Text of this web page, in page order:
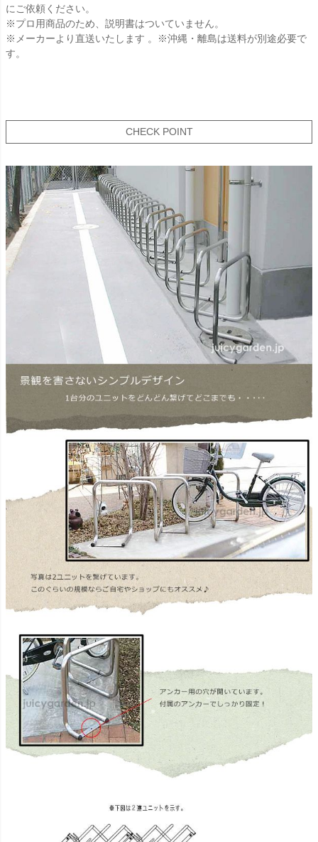
にご依頼ください。
※プロ用商品のため、説明書はついていません。
※メーカーより直送いたします 。※沖縄・離島は送料が別途必要で
す。
CHECK POINT